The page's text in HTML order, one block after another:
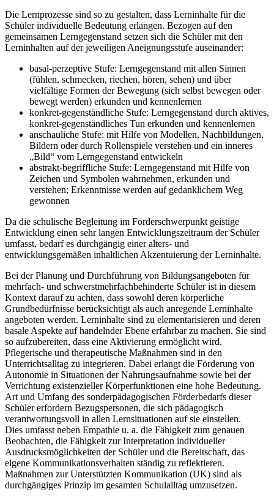
Die Lernprozesse sind so zu gestalten, dass Lerninhalte für die
Schüler individuelle Bedeutung erlangen. Bezogen auf den
gemeinsamen Lerngegenstand setzen sich die Schüler mit den
Lerninhalten auf der jeweiligen Aneignungsstufe auseinander:
basal-perzeptive Stufe: Lerngegenstand mit allen Sinnen
(fühlen, schmecken, riechen, hören, sehen) und über
vielfältige Formen der Bewegung (sich selbst bewegen oder
bewegt werden) erkunden und kennenlernen
konkret-gegenständliche Stufe: Lerngegenstand durch aktives,
konkret-gegenständliches Tun erkunden und kennenlernen
anschauliche Stufe: mit Hilfe von Modellen, Nachbildungen,
Bildern oder durch Rollenspiele verstehen und ein inneres
„Bild“ vom Lerngegenstand entwickeln
abstrakt-begriffliche Stufe: Lerngegenstand mit Hilfe von
Zeichen und Symbolen wahrnehmen, erkunden und
verstehen; Erkenntnisse werden auf gedanklichem Weg
gewonnen
Da die schulische Begleitung im Förderschwerpunkt geistige
Entwicklung einen sehr langen Entwicklungszeitraum der Schüler
umfasst, bedarf es durchgängig einer alters- und
entwicklungsgemäßen inhaltlichen Akzentuierung der Lerninhalte.
Bei der Planung und Durchführung von Bildungsangeboten für
mehrfach- und schwerstmehrfachbehinderte Schüler ist in diesem
Kontext darauf zu achten, dass sowohl deren körperliche
Grundbedürfnisse berücksichtigt als auch anregende Lerninhalte
angeboten werden. Lerninhalte sind zu elementarisieren und deren
basale Aspekte auf handelnder Ebene erfahrbar zu machen. Sie sind
so aufzubereiten, dass eine Aktivierung ermöglicht wird.
Pflegerische und therapeutische Maßnahmen sind in den
Unterrichtsalltag zu integrieren. Dabei erlangt die Förderung von
Autonomie in Situationen der Nahrungsaufnahme sowie bei der
Verrichtung existenzieller Körperfunktionen eine hohe Bedeutung.
Art und Umfang des sonderpädagogischen Förderbedarfs dieser
Schüler erfordern Bezugspersonen, die sich pädagogisch
verantwortungsvoll in allen Lernsituationen auf sie einstellen.
Dies umfasst neben Empathie u. a. die Fähigkeit zum genauen
Beobachten, die Fähigkeit zur Interpretation individueller
Ausdrucksmöglichkeiten der Schüler und die Bereitschaft, das
eigene Kommunikationsverhalten ständig zu reflektieren.
Maßnahmen zur Unterstützten Kommunikation (UK) sind als
durchgängiges Prinzip im gesamten Schulalltag umzusetzen.